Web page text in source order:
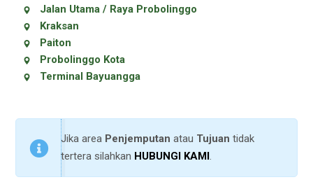
Jalan Utama / Raya Probolinggo
Kraksan
Paiton
Probolinggo Kota
Terminal Bayuangga
Jika area Penjemputan atau Tujuan tidak
tertera silahkan HUBUNGI KAMI.